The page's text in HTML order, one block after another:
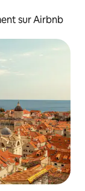
sur Airbnb